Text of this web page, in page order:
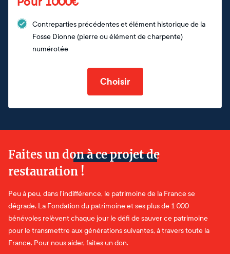
Contreparties précédentes et élément historique de la
Fosse Dionne (pierre ou élément de charpente)
numérotée
Choisir
Faites un don à ce projet de
restauration !
Peu à peu, dans l'indifférence, le patrimoine de la France se
dégrade. La Fondation du patrimoine et ses plus de 1 000
bénévoles relèvent chaque jour le défi de sauver ce patrimoine
pour le transmettre aux générations suivantes, à travers toute la
France. Pour nous aider, faites un don.